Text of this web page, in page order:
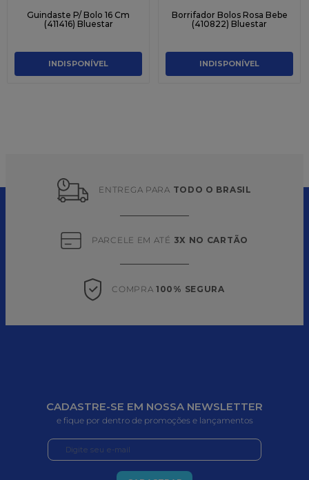
Guindaste P/ Bolo 16 Cm
(411416) Bluestar
INDISPONÍVEL
Borrifador Bolos Rosa Bebe
(410822) Bluestar
INDISPONÍVEL
ENTREGA PARA TODO O BRASIL
PARCELE EM ATÉ 3X NO CARTÃO
COMPRA 100% SEGURA
CADASTRE-SE EM NOSSA NEWSLETTER
e fique por dentro de promoções e lançamentos